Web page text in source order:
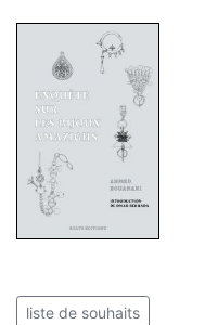
liste de souhaits